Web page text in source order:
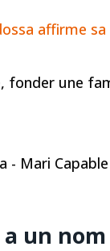
affirme
fonder une
- Mari
un nom